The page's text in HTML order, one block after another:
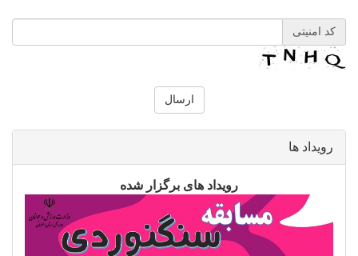
کد امنیتی
رویداد ها
رویداد های برگزار شده